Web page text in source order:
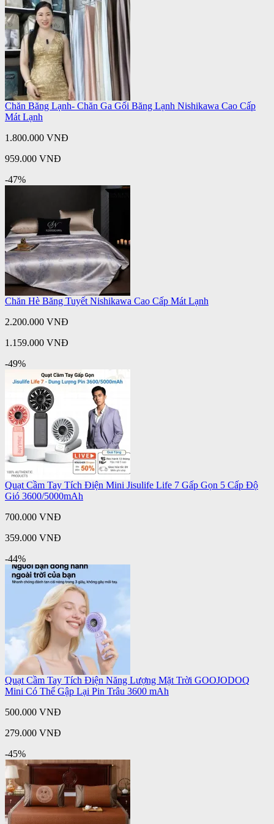
Chăn Băng Lạnh- Chăn Ga Gối Băng Lạnh Nishikawa Cao Cấp
Mát Lạnh
1.800.000 VNĐ
959.000 VNĐ
-47%
Chăn Hè Băng Tuyết Nishikawa Cao Cấp Mát Lạnh
2.200.000 VNĐ
1.159.000 VNĐ
-49%
Quạt Cầm Tay Tích Điện Mini Jisulife Life 7 Gấp Gọn 5 Cấp Độ
Gió 3600/5000mAh
700.000 VNĐ
359.000 VNĐ
-44%
Quạt Cầm Tay Tích Điện Năng Lượng Mặt Trời GOOJODOQ
Mini Có Thể Gập Lại Pin Trâu 3600 mAh
500.000 VNĐ
279.000 VNĐ
-45%